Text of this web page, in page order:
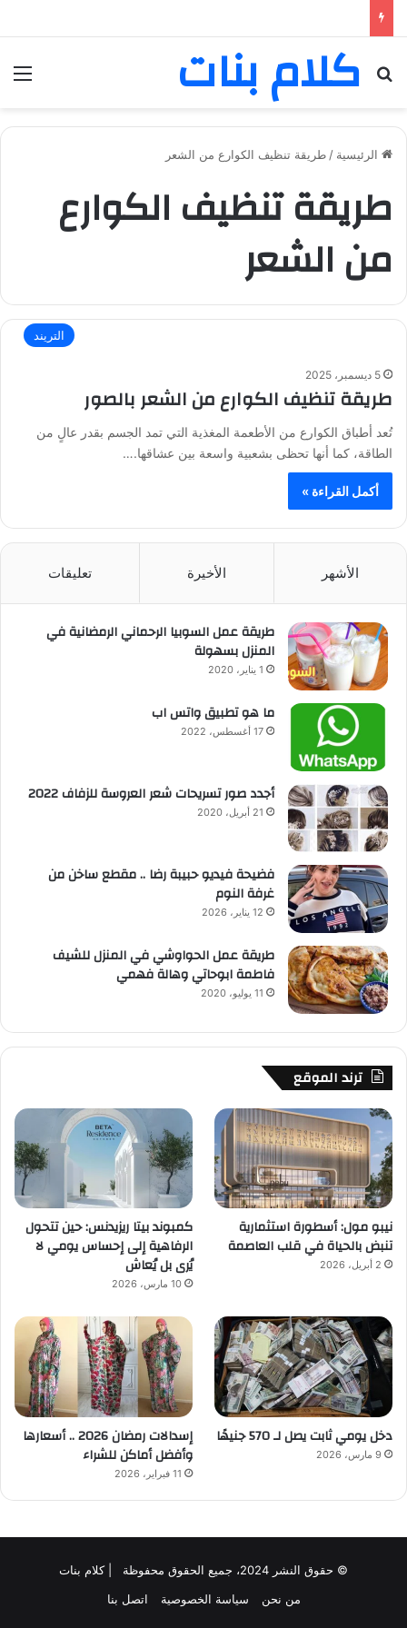
كلام بنات
بحث عن
الرئيسية / طريقة تنظيف الكوارع من الشعر
طريقة تنظيف الكوارع
من الشعر
التريند
5 ديسمبر، 2025
طريقة تنظيف الكوارع من الشعر بالصور
تُعد أطباق الكوارع من الأطعمة المغذية التي تمد الجسم بقدر عالٍ من
الطاقة، كما أنها تحظى بشعبية واسعة بين عشاقها.…
أكمل القراءة »
الأشهر الأخيرة تعليقات
طريقة عمل السوبيا الرحماني الرمضانية في
المنزل بسهولة
1 يناير، 2020
ما هو تطبيق واتس اب
17 أغسطس، 2022
أجدد صور تسريحات شعر العروسة للزفاف 2022
21 أبريل، 2020
فضيحة فيديو حبيبة رضا .. مقطع ساخن من
غرفة النوم
12 يناير، 2026
طريقة عمل الحواوشي في المنزل للشيف
فاطمة ابوحاتي وهالة فهمي
11 يوليو، 2020
ترند الموقع
نيبو مول: أسطورة استثمارية
تنبض بالحياة في قلب العاصمة
2 أبريل، 2026
كمبوند بيتا ريزيدنس: حين تتحول
الرفاهية إلى إحساس يومي لا
يُرى بل يُعاش
10 مارس، 2026
دخل يومي ثابت يصل لـ 570 جنيهًا
9 مارس، 2026
إسدالات رمضان 2026 .. أسعارها
وأفضل أماكن للشراء
11 فبراير، 2026
© حقوق النشر 2024، جميع الحقوق محفوظة | كلام بنات
من نحن
سياسة الخصوصية اتصل بنا